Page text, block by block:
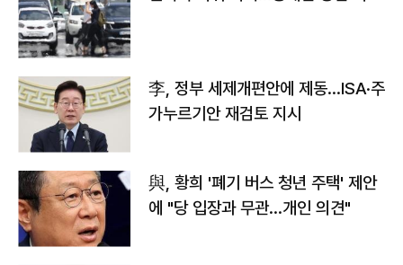
李, 정부 세제개편안에 제동…ISA·주
가누르기안 재검토 지시
與, 황희 '폐기 버스 청년 주택' 제안
에 "당 입장과 무관…개인 의견"